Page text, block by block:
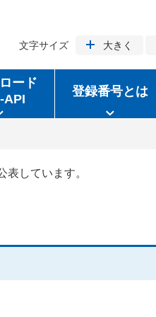
文字サイズ 大きく
ード
API
登録番号とは
しています。